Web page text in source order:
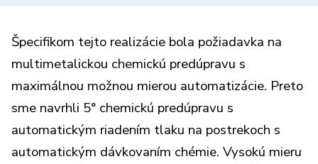
Špecifikom tejto realizácie bola požiadavka na
multimetalickou chemickú predúpravu s
maximálnou možnou mierou automatizácie. Preto
sme navrhli 5° chemickú predúpravu s
automatickým riadením tlaku na postrekoch s
automatickým dávkovaním chémie. Vysokú mieru